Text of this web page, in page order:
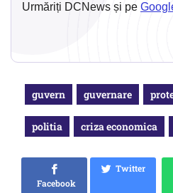
Urmăriți DCNews și pe
guvern guvernare
politia criza economica
Facebook
Twitter